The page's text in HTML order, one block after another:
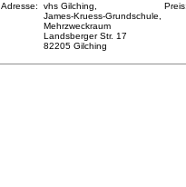
Adresse:
vhs Gilching,
James-Kruess-Grundschule,
Mehrzweckraum
Landsberger Str. 17
82205 Gilching